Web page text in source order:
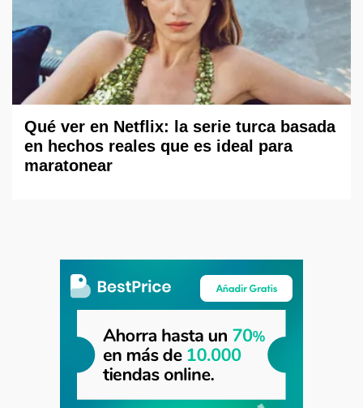
Qué ver en Netflix: la serie turca basada
en hechos reales que es ideal para
maratonear